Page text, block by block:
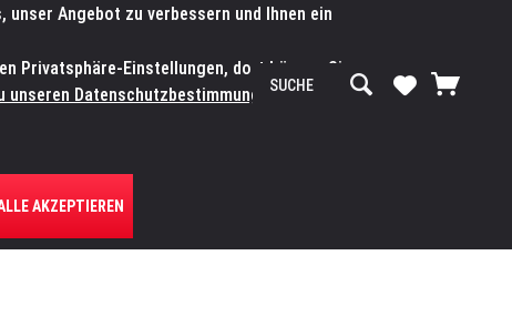
SERVICE-WERKSTATT Service/Hilfe
UNS
Angebot zu verbessern und Ihnen ein
Privatsphäre-Einstellungen, dort können Sie
unseren Datenschutzbestimmungen. Zum
AKZEPTIEREN